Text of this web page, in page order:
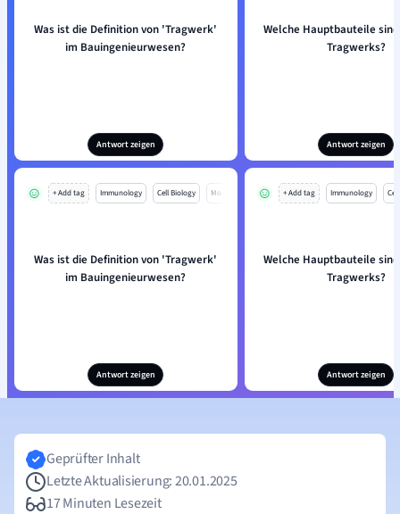
Was ist die Definition von 'Tragwerk'
im Bauingenieurwesen?
Antwort zeigen
Welche Hauptbauteile
Tragwerks?
Antwort zeigen
+ Add tag Immunology Cell Biology Mo
Was ist die Definition von 'Tragwerk'
im Bauingenieurwesen?
Antwort zeigen
+ Add tag Immunology
Welche Hauptbauteile
Tragwerks?
Antwort zeigen
Geprüfter Inhalt
Letzte Aktualisierung: 20.01.2025
17 Minuten Lesezeit